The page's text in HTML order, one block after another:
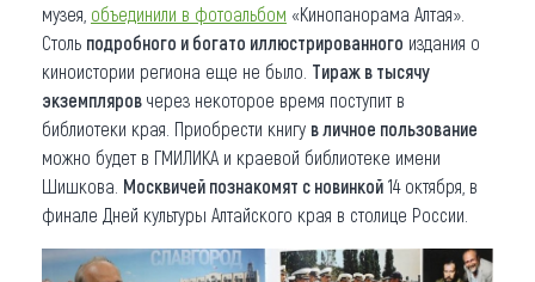
музея, объединили в фотоальбом «Кинопанорама Алтая».
Столь подробного и богато иллюстрированного издания о
киноистории региона еще не было. Тираж в тысячу
экземпляров через некоторое время поступит в
библиотеки края. Приобрести книгу в личное пользование
можно будет в ГМИЛИКА и краевой библиотеке имени
Шишкова. Москвичей познакомят с новинкой 14 октября, в
финале Дней культуры Алтайского края в столице России.